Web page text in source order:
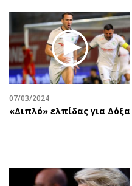
07/03/2024
«Διπλό» ελπίδας για Δόξα